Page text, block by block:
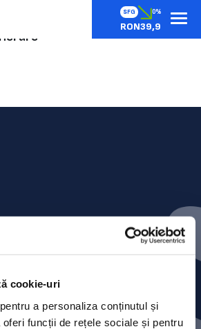
cookie-uri
a personaliza conținutul și
funcții de rețele sociale și pentru
SFG 0%
RON39,9